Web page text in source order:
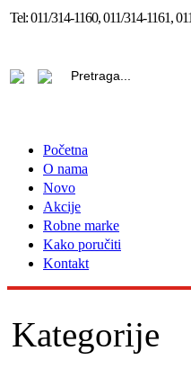
Tel:011/314-1160, 011/314-1161,
Početna
O nama
Novo
Akcije
Robne marke
Kako poručiti
Kontakt
Kategorije